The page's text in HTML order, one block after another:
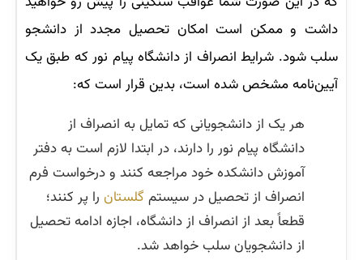
داشت و ممکن است امکان تحصیل مجدد از دانشجو
سلب شود. شرایط انصراف از دانشگاه پیام نور که طبق یک
آیین‌نامه مشخص شده است، بدین قرار است که:
هر یک از دانشجویانی که تمایل به انصراف از
دانشگاه پیام نور را دارند، در ابتدا لازم است به دفتر
آموزش دانشکده خود مراجعه کنند و درخواست فرم
انصراف از تحصیل در سیستم گلستانرا پر کنند؛
قطعاً بعد از انصراف از دانشگاه، اجازه ادامه تحصیل
از دانشجویان سلب خواهد شد.